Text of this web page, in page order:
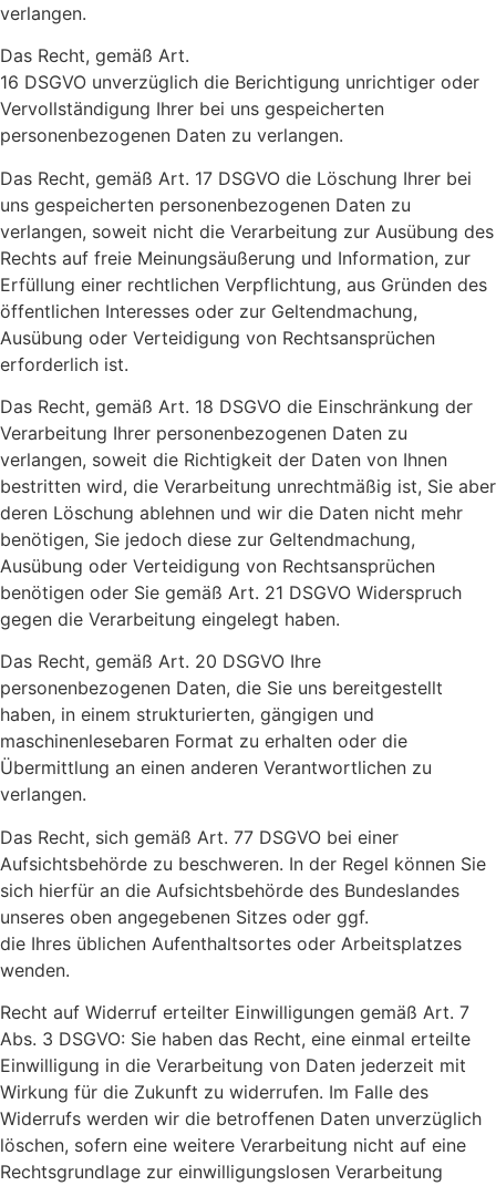
verlangen.
Das Recht, gemäß Art.
16 DSGVO unverzüglich die Berichtigung unrichtiger oder
Vervollständigung Ihrer bei uns gespeicherten
personenbezogenen Daten zu verlangen.
Das Recht, gemäß Art. 17 DSGVO die Löschung Ihrer bei
uns gespeicherten personenbezogenen Daten zu
verlangen, soweit nicht die Verarbeitung zur Ausübung des
Rechts auf freie Meinungsäußerung und Information, zur
Erfüllung einer rechtlichen Verpflichtung, aus Gründen des
öffentlichen Interesses oder zur Geltendmachung,
Ausübung oder Verteidigung von Rechtsansprüchen
erforderlich ist.
Das Recht, gemäß Art. 18 DSGVO die Einschränkung der
Verarbeitung Ihrer personenbezogenen Daten zu
verlangen, soweit die Richtigkeit der Daten von Ihnen
bestritten wird, die Verarbeitung unrechtmäßig ist, Sie aber
deren Löschung ablehnen und wir die Daten nicht mehr
benötigen, Sie jedoch diese zur Geltendmachung,
Ausübung oder Verteidigung von Rechtsansprüchen
benötigen oder Sie gemäß Art. 21 DSGVO Widerspruch
gegen die Verarbeitung eingelegt haben.
Das Recht, gemäß Art. 20 DSGVO Ihre
personenbezogenen Daten, die Sie uns bereitgestellt
haben, in einem strukturierten, gängigen und
maschinenlesebaren Format zu erhalten oder die
Übermittlung an einen anderen Verantwortlichen zu
verlangen.
Das Recht, sich gemäß Art. 77 DSGVO bei einer
Aufsichtsbehörde zu beschweren. In der Regel können Sie
sich hierfür an die Aufsichtsbehörde des Bundeslandes
unseres oben angegebenen Sitzes oder ggf.
die Ihres üblichen Aufenthaltsortes oder Arbeitsplatzes
wenden.
Recht auf Widerruf erteilter Einwilligungen gemäß Art. 7
Abs. 3 DSGVO: Sie haben das Recht, eine einmal erteilte
Einwilligung in die Verarbeitung von Daten jederzeit mit
Wirkung für die Zukunft zu widerrufen. Im Falle des
Widerrufs werden wir die betroffenen Daten unverzüglich
löschen, sofern eine weitere Verarbeitung nicht auf eine
Rechtsgrundlage zur einwilligungslosen Verarbeitung